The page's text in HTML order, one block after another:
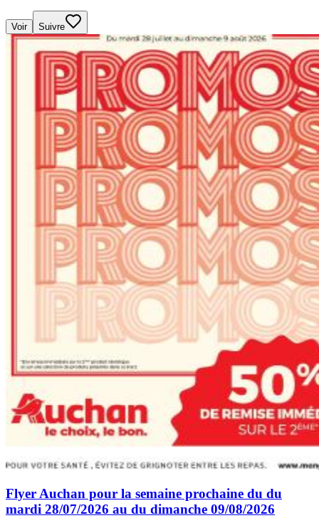
Voir Suivre
Flyer Auchan pour la semaine prochaine du du
mardi 28/07/2026 au du dimanche 09/08/2026